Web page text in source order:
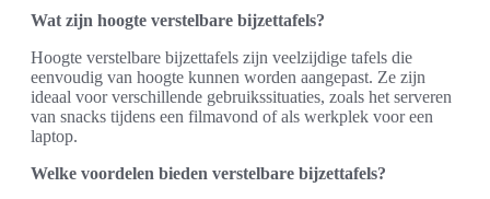
Wat zijn hoogte verstelbare bijzettafels?
Hoogte verstelbare bijzettafels zijn veelzijdige tafels die
eenvoudig van hoogte kunnen worden aangepast. Ze zijn
ideaal voor verschillende gebruikssituaties, zoals het serveren
van snacks tijdens een filmavond of als werkplek voor een
laptop.
Welke voordelen bieden verstelbare bijzettafels?